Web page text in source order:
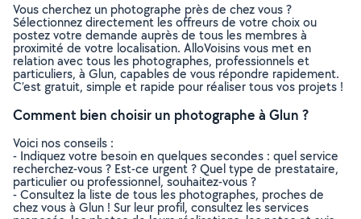
Vous cherchez un photographe près de chez vous ?
Sélectionnez directement les offreurs de votre choix ou
postez votre demande auprès de tous les membres à
proximité de votre localisation. AlloVoisins vous met en
relation avec tous les photographes, professionnels et
particuliers, à Glun, capables de vous répondre rapidement.
C’est gratuit, simple et rapide pour réaliser tous vos projets !
Comment bien choisir un photographe à Glun ?
Voici nos conseils :
- Indiquez votre besoin en quelques secondes : quel service
recherchez-vous ? Est-ce urgent ? Quel type de prestataire,
particulier ou professionnel, souhaitez-vous ?
- Consultez la liste de tous les photographes, proches de
chez vous à Glun ! Sur leur profil, consultez les services